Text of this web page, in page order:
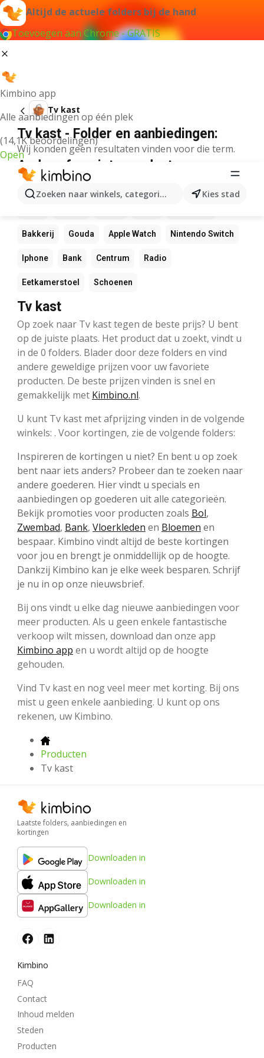
Altijd de actuele folders bij de hand
Toevoegen aan Chrome - GRATIS
Kimbino app
Alle aanbiedingen op één plek
(14,1K beoordelingen)
Open
Zoeken naar winkels, categorieën, producten...
Kies stad
Tv kast
Tv kast - Folder en aanbiedingen:
Wij konden geen resultaten vinden voor die term.
Andere favoriete producten
Bakkerij Gouda Apple Watch Nintendo Switch
Iphone Bank Centrum Radio
Eetkamerstoel Schoenen
Tv kast
Op zoek naar Tv kast tegen de beste prijs? U bent
op de juiste plaats. Het product dat u zoekt, vindt u
in de 0 folders. Blader door deze folders en vind
andere geweldige prijzen voor uw favoriete
producten. De beste prijzen vinden is snel en
gemakkelijk met Kimbino.nl.
U kunt Tv kast met afprijzing vinden in de volgende
winkels: . Voor kortingen, zie de volgende folders:
Inspireren de kortingen u niet? En bent u op zoek
bent naar iets anders? Probeer dan te zoeken naar
andere goederen. Hier vindt u specials en
aanbiedingen op goederen uit alle categorieën.
Bekijk promoties voor producten zoals Bol,
Zwembad, Bank, Vloerkleden en Bloemen en
bespaar. Kimbino vindt altijd de beste kortingen
voor jou en brengt je onmiddellijk op de hoogte.
Dankzij Kimbino kan je elke week besparen. Schrijf
je nu in op onze nieuwsbrief.
Bij ons vindt u elke dag nieuwe aanbiedingen voor
meer producten. Als u geen enkele fantastische
verkoop wilt missen, download dan onze app
Kimbino app en u wordt altijd op de hoogte
gehouden.
Vind Tv kast en nog veel meer met korting. Bij ons
mist u geen enkele aanbieding. U kunt op ons
rekenen, uw Kimbino.
Producten
Tv kast
Laatste folders, aanbiedingen en
kortingen
Downloaden in
Downloaden in
Downloaden in
Kimbino
FAQ
Contact
Inhoud melden
Steden
Producten